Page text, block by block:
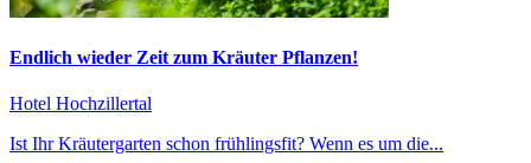
Endlich wieder Zeit zum Kräuter Pflanzen!
Hotel Hochzillertal
Ist Ihr Kräutergarten schon frühlingsfit? Wenn es um die...